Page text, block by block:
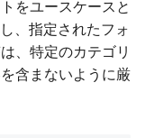
をユースケースと
、指定されたフォ
、特定のカテゴリ
含まないように厳